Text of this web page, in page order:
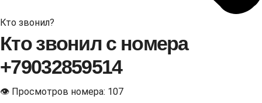
Кто звонил?
Кто звонил с номера
+79032859514
👁 Просмотров номера: 107